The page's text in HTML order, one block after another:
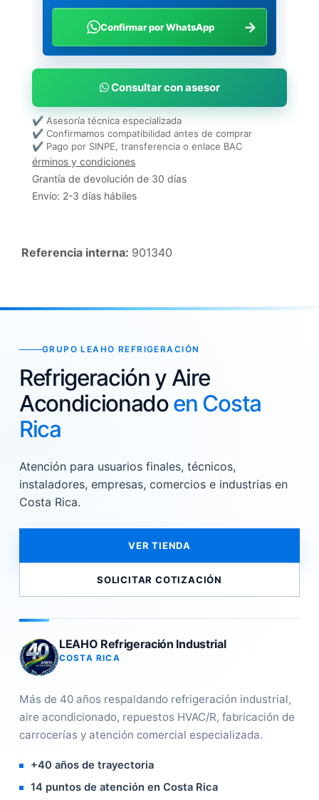
Confirmar por WhatsApp →
Consultar con asesor
✔ Asesoría técnica especializada
✔ Confirmamos compatibilidad antes de comprar
✔ Pago por SINPE, transferencia o enlace BAC
érminos y condiciones
Grantía de devolución de 30 días
Envío: 2-3 días hábiles
Referencia interna: 901340
GRUPO LEAHO REFRIGERACIÓN
Refrigeración y Aire
Acondicionadoen Costa
Rica
Atención para usuarios finales, técnicos,
instaladores, empresas, comercios e industrias en
Costa Rica.
VER TIENDA
SOLICITAR COTIZACIÓN
LEAHO Refrigeración Industrial
COSTA RICA
Más de 40 años respaldando refrigeración industrial,
aire acondicionado, repuestos HVAC/R, fabricación de
carrocerías y atención comercial especializada.
+40 años de trayectoria
14 puntos de atención en Costa Rica